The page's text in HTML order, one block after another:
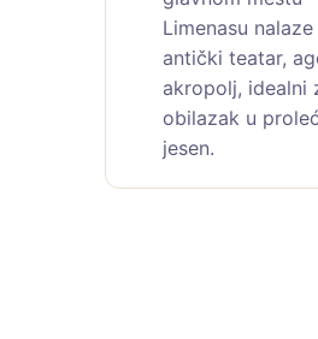
Limenasu nalaze
antički teatar,
akropolj, idealni
obilazak u
jesen.